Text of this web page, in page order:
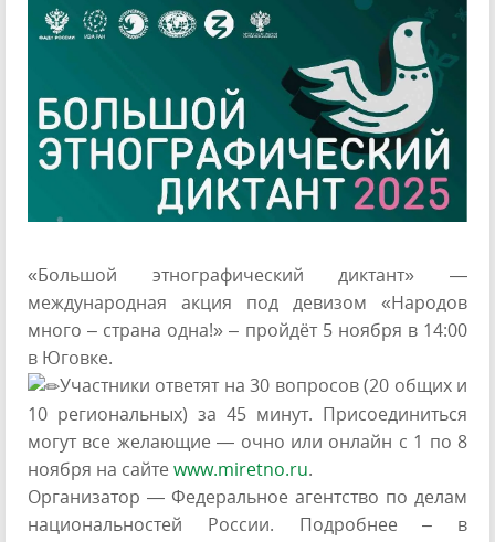
«Большой этнографический диктант» —
международная акция под девизом «Народов
много – страна одна!» – пройдёт 5 ноября в 14:00
в Юговке.
Участники ответят на 30 вопросов (20 общих и
10 региональных) за 45 минут. Присоединиться
могут все желающие — очно или онлайн с 1 по 8
ноября на сайте www.miretno.ru.
Организатор — Федеральное агентство по делам
национальностей России. Подробнее – в